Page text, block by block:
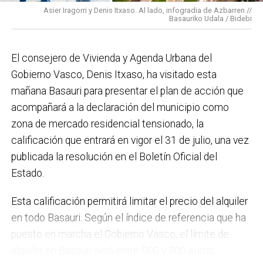
elaboración del Plan General de Actuación Energética,
el Plan de Acción contra el Ruido y la instalación de
régimen de autoconsumo, que hacen de Basauri un
municipio más sostenible y preparado para el futuro.
En ese sentido, estamos trabajando en acciones de
clima y energía, entre las que destacan el diseño de
una red de refugios climáticos, junto con un Plan de
Actuación ante Episodios de Altas Temperaturas,
como las que recientemente hemos sufrido.
proyecto de lanueva haurreskola que se construirá en
Sarratu, junto a Arizko Ikastola, y que es una apuesta
por la educación pública y un elemento más de apoyo
Asier Iragorri y Denis Itxaso. Al lado, infogradia de Azbarren //
Basauriko Udala / Bidebi
El consejero de Vivienda y Agenda Urbana del
Gobierno Vasco, Denis Itxaso, ha visitado esta
mañana Basauri para presentar el plan de acción que
acompañará a la declaración del municipio como
zona de mercado residencial tensionado, la
calificación que entrará en vigor el 31 de julio, una vez
publicada la resolución en el Boletín Oficial del
Estado.
Esta calificación permitirá limitar el precio del alquiler
en todo Basauri. Según el índice de referencia que ha
puesto en marcha el Gobierno Vasco, el límite de